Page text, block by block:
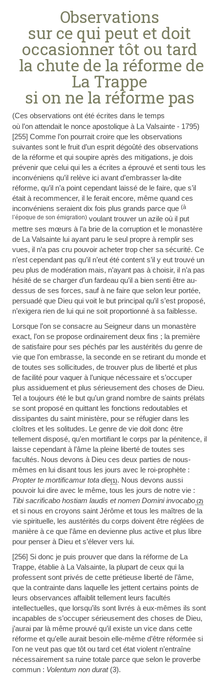
Observations
sur ce qui peut et doit
occasionner tôt ou tard
la chute de la réforme de
La Trappe
si on ne la réforme pas
(Ces observations ont été écrites dans le temps
où l’on attendait le nonce apostolique à La Valsainte - 1795)
[255] Comme l’on pourrait croire que les observations
suivantes sont le fruit d’un esprit dégoûté des observations
de la réforme et qui soupire après des mitigations, je dois
prévenir que celui qui les a écrites a éprouvé et senti tous les
inconvéniens qu’il relève ici avant d’embrasser la-dite
réforme, qu’il n’a point cependant laissé de le faire, que s’il
était à recommencer, il le ferait encore, même quand ces
inconvéniens seraient dix fois plus grands parce que (à
l’époque de son émigration) voulant trouver un azile où il put
mettre ses mœurs à l’a brie de la corruption et le monastère
de La Valsainte lui ayant paru le seul propre à remplir ses
vues, il n’a pas cru pouvoir acheter trop cher sa sécurité. Ce
n’est cependant pas qu’il n’eut été content s’il y eut trouvé un
peu plus de modération mais, n’ayant pas à choisir, il n’a pas
hésité de se charger d’un fardeau qu’il a bien senti être au-
dessus de ses forces, sauf à ne faire que selon leur portée,
persuadé que Dieu qui voit le but principal qu’il s’est proposé,
n’exigera rien de lui qui ne soit proportionné à sa faiblesse.
Lorsque l’on se consacre au Seigneur dans un monastère
exact, l’on se propose ordinairement deux fins ; la première
de satisfaire pour ses péchés par les austérités du genre de
vie que l’on embrasse, la seconde en se retirant du monde et
de toutes ses sollicitudes, de trouver plus de liberté et plus
de facilité pour vaquer à l’unique nécessaire et s’occuper
plus assiduement et plus sérieusement des choses de Dieu.
Tel a toujours été le but qu’un grand nombre de saints prélats
se sont proposé en quittant les fonctions redoutables et
dissipantes du saint ministère, pour se réfugier dans les
cloîtres et les solitudes. Le genre de vie doit donc être
tellement disposé, qu’en mortifiant le corps par la pénitence, il
laisse cependant à l’âme la pleine liberté de toutes ses
facultés. Nous devons à Dieu ces deux parties de nous-
mêmes en lui disant tous les jours avec le roi-prophète :
Propter te mortificamur tota die(1). Nous devons aussi
pouvoir lui dire avec le même, tous les jours de notre vie :
Tibi sacrificabo hostiam laudis et nomen Domini invocabo (2)
et si nous en croyons saint Jérôme et tous les maîtres de la
vie spirituelle, les austérités du corps doivent être réglées de
manière à ce que l’âme en devienne plus active et plus libre
pour penser à Dieu et s’élever vers lui.
[256] Si donc je puis prouver que dans la réforme de La
Trappe, établie à La Valsainte, la plupart de ceux qui la
professent sont privés de cette prétieuse liberté de l’âme,
que la contrainte dans laquelle les jettent certains points de
leurs observances affaiblit tellement leurs facultés
intellectuelles, que lorsqu’ils sont livrés à eux-mêmes ils sont
incapables de s’occuper sérieusement des choses de Dieu,
j’aurai par là même prouvé qu’il existe un vice dans cette
réforme et qu’elle aurait besoin elle-même d’être réformée si
l’on ne veut pas que tôt ou tard cet état violent n’entraîne
nécessairement sa ruine totale parce que selon le proverbe
commun : Volentum non durat(3).